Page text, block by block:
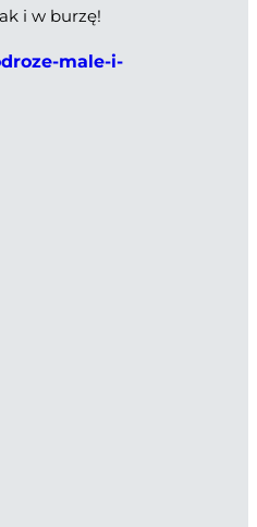
i w burzę!
male-i-